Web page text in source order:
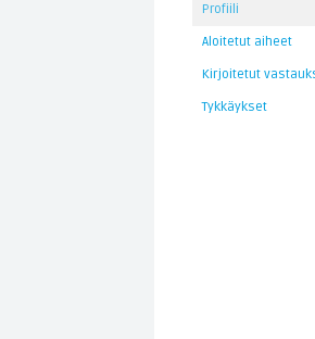
Profiili
Aloitetut aiheet
Kirjoitetut
Tykkäykset